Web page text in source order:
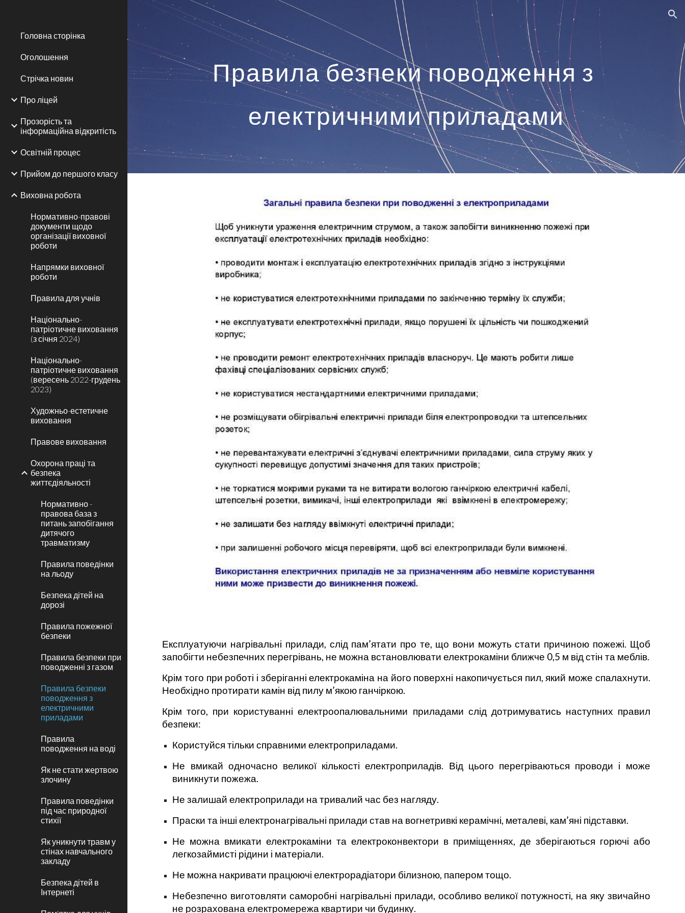
Skip to main content Skip to navigation
Головна сторінка
Оголошення
Стрічка новин
Про ліцей
Прозорість та
інформаційна відкритість
Освітній процес
Прийом до першого класу
Виховна робота
Нормативно-правові
документи щодо
організації виховної
роботи
Напрямки виховної
роботи
Правила для учнів
Національно-
патріотичне виховання
(з січня 2024)
Національно-
патріотичне виховання
(вересень 2022-грудень
2023)
Художньо-естетичне
виховання
Правове виховання
Охорона праці та
безпека
життєдіяльності
Нормативно -
правова база з
питань запобігання
дитячого
травматизму
Правила поведінки
на льоду
Безпека дітей на
дорозі
Правила пожежної
безпеки
Правила безпеки при
поводженні з газом
Правила безпеки
поводження з
електричними
приладами
Правила
поводження на воді
Як не стати жертвою
злочину
Правила поведінки
під час природної
стихії
Як уникнути травм у
стінах навчального
закладу
Безпека дітей в
Інтернеті
Правила безпеки поводження з
електричними приладами
Експлуатуючи нагрівальні прилади, слід пам’ятати про те, що вони можуть стати причиною пожежі. Щоб
запобігти небезпечних перегрівань, не можна встановлювати електрокаміни ближче 0,5 м від стін та меблів.
Крім того при роботі і зберіганні електрокаміна на його поверхні накопичується пил, який може спалахнути.
Необхідно протирати камін від пилу м’якою ганчіркою.
Крім того, при користуванні електроопалювальними приладами слід дотримуватись наступних правил
безпеки:
Користуйся тільки справними електроприладами.
Не вмикай одночасно великої кількості електроприладів. Від цього перегріваються проводи і може
виникнути пожежа.
Не залишай електроприлади на тривалий час без нагляду.
Праски та інші електронагрівальні прилади став на вогнетривкі керамічні, металеві, кам’яні підставки.
Не можна вмикати електрокаміни та електроконвектори в приміщеннях, де зберігаються горючі або
легкозаймисті рідини і матеріали.
Не можна накривати працюючі електрорадіатори білизною, папером тощо.
Небезпечно виготовляти саморобні нагрівальні прилади, особливо великої потужності, на яку звичайно
не розрахована електромережа квартири чи будинку.